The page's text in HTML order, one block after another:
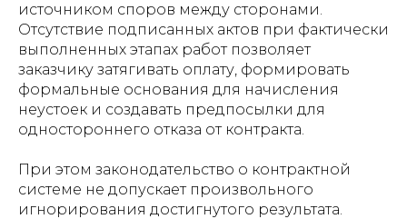
источником споров между сторонами.
Отсутствие подписанных актов при фактически
выполненных этапах работ позволяет
заказчику затягивать оплату, формировать
формальные основания для начисления
неустоек и создавать предпосылки для
одностороннего отказа от контракта.
При этом законодательство о контрактной
системе не допускает произвольного
игнорирования достигнутого результата.